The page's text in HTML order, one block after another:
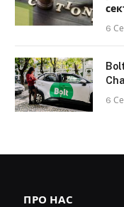
6
6
ПРО НАС